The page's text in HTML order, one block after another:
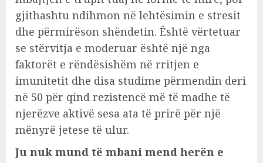
gjithashtu ndihmon në lehtësimin e stresit
dhe përmirëson shëndetin. Është vërtetuar
se stërvitja e moderuar është një nga
faktorët e rëndësishëm në rritjen e
imunitetit dhe disa studime përmendin deri
në 50 për qind rezistencë më të madhe të
njerëzve aktivë sesa ata të prirë për një
mënyrë jetese të ulur.
Ju nuk mund të mbani mend herën e